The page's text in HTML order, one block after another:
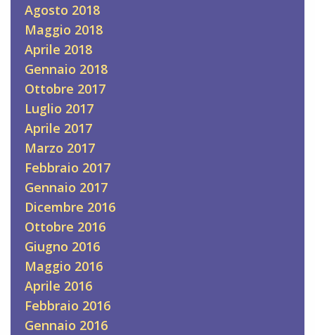
Agosto 2018
Maggio 2018
Aprile 2018
Gennaio 2018
Ottobre 2017
Luglio 2017
Aprile 2017
Marzo 2017
Febbraio 2017
Gennaio 2017
Dicembre 2016
Ottobre 2016
Giugno 2016
Maggio 2016
Aprile 2016
Febbraio 2016
Gennaio 2016